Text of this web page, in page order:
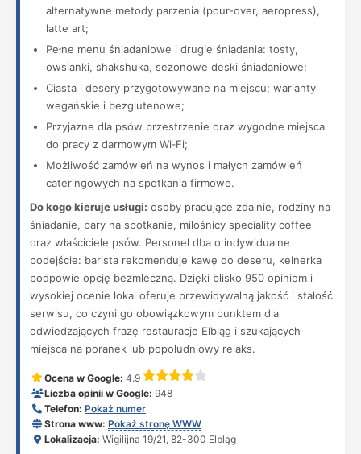
alternatywne metody parzenia (pour-over, aeropress),
latte art;
Pełne menu śniadaniowe i drugie śniadania: tosty,
owsianki, shakshuka, sezonowe deski śniadaniowe;
Ciasta i desery przygotowywane na miejscu; warianty
wegańskie i bezglutenowe;
Przyjazne dla psów przestrzenie oraz wygodne miejsca
do pracy z darmowym Wi‑Fi;
Możliwość zamówień na wynos i małych zamówień
cateringowych na spotkania firmowe.
Do kogo kieruje usługi: osoby pracujące zdalnie, rodziny na
śniadanie, pary na spotkanie, miłośnicy speciality coffee
oraz właściciele psów. Personel dba o indywidualne
podejście: barista rekomenduje kawę do deseru, kelnerka
podpowie opcję bezmleczną. Dzięki blisko 950 opiniom i
wysokiej ocenie lokal oferuje przewidywalną jakość i stałość
serwisu, co czyni go obowiązkowym punktem dla
odwiedzających frazę restauracje Elbląg i szukających
miejsca na poranek lub popołudniowy relaks.
Ocena w Google: 4.9
Liczba opinii w Google: 948
Telefon: Pokaż numer
Strona www: Pokaż stronę WWW
Lokalizacja: Wigilijna 19/21, 82-300 Elbląg